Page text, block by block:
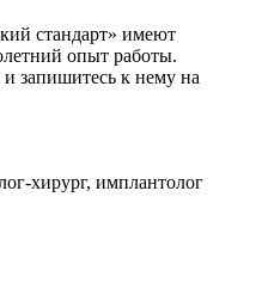
стандарт» имеют
опыт работы.
запишитесь к нему на
хирург, имплантолог